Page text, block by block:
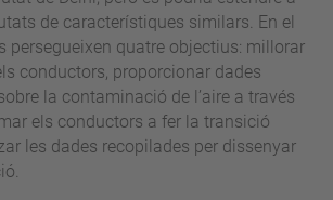
de característiques similars. En el
persegueixen quatre objectius: millorar
conductors, proporcionar dades
la contaminació de l’aire a través
els conductors a fer la transició
les dades recopilades per dissenyar